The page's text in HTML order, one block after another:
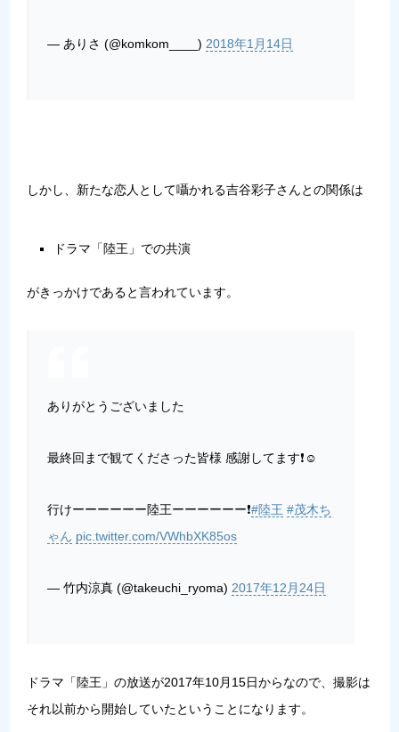
— ありさ (@komkom____) 2018年1月14日
しかし、新たな恋人として囁かれる吉谷彩子さんとの関係は
ドラマ「陸王」での共演
がきっかけであると言われています。
ありがとうございました
最終回まで観てくださった皆様 感謝してます❗️☺️
行けーーーーーー陸王ーーーーーー❗️#陸王 #茂木ち
ゃん pic.twitter.com/VWhbXK85os
— 竹内涼真 (@takeuchi_ryoma) 2017年12月24日
ドラマ「陸王」の放送が2017年10月15日からなので、撮影は
それ以前から開始していたということになります。